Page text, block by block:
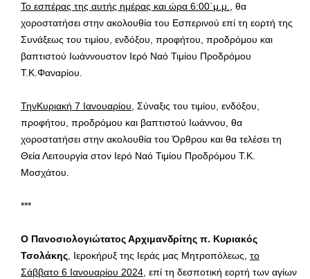
Το εσπέρας της αυτής ημέρας και ώρα 6:00΄μ.μ., θα
χοροστατήσει στην ακολουθία του Εσπερινού επί τη εορτή της
Συνάξεως του τιμίου, ενδόξου, προφήτου, προδρόμου και
βαπτιστού Ιωάννουστον Ιερό Ναό Τιμίου Προδρόμου
Τ.Κ.Φαναρίου.
ΤηνΚυριακή 7 Ιανουαρίου, Σύναξις του τιμίου, ενδόξου,
προφήτου, προδρόμου και βαπτιστού Ιωάννου, θα
χοροστατήσει στην ακολουθία του Όρθρου και θα τελέσει τη
Θεία Λειτουργία στον Ιερό Ναό Τιμίου Προδρόμου Τ.Κ.
Μοσχάτου.
***
Ο Πανοσιολογιώτατος Αρχιμανδρίτης π. Κυριακός
Τσολάκης, Ιεροκήρυξ της Ιεράς μας Μητροπόλεως, το
Σάββατο 6 Ιανουαρίου 2024, επί τη δεσποτική εορτή των αγίων